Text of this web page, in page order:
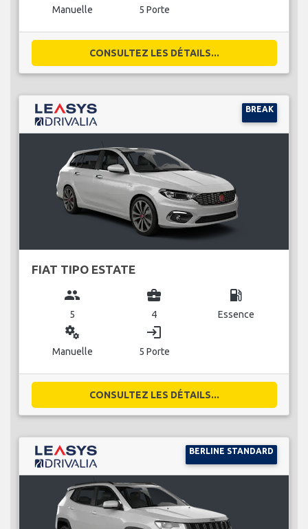
Manuelle 5 Porte
CONSULTEZ LES DÉTAILS...
BREAK
FIAT TIPO ESTATE
group
5
business_center
4
local_gas_station
Essence
miscellaneous_services
Manuelle
login
5 Porte
CONSULTEZ LES DÉTAILS...
BERLINE STANDARD